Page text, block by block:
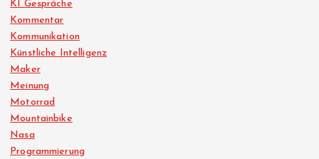
KI Gespräche
Kommentar
Kommunikation
Künstliche Intelligenz
Maker
Meinung
Motorrad
Mountainbike
Nasa
Programmierung